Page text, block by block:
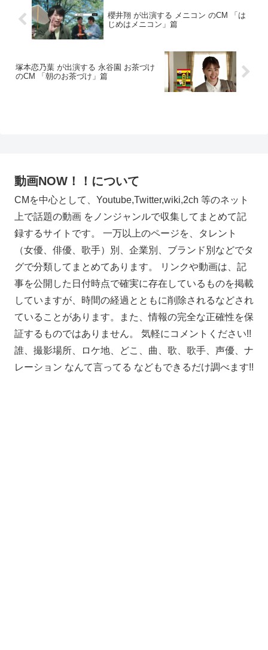
櫻井翔 が出演する メニコン のCM 「は
じめはメニコン」篇
塚本恋乃葉 が出演する 永谷園 お茶づけ
のCM 「朝のお茶づけ」篇
動画NOW！！について
CMを中心として、Youtube,Twitter,wiki,2ch 等のネット
上で話題の動画 をノンジャンルで収集してまとめて記
録するサイトです。 一万以上のページを、タレント
（女優、俳優、歌手）別、企業別、ブランド別などでタ
グで分類してまとめてあります。 リンクや動画は、記
事を公開した日付時点で確実に存在しているものを掲載
していますが、時間の経過とともに削除されるなどされ
ていることがあります。また、情報の完全な正確性を保
証するものではありません。 気軽にコメントください!!
誰、撮影場所、ロケ地、どこ、曲、歌、歌手、声優、ナ
レーション なんて言ってる などもできるだけ調べます!!